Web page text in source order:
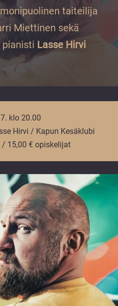
taiteilija
Miettinen sekä
Lasse Hirvi
klo 20.00
Hirvi / Kapun Kesäklubi
/ 15,00 € opiskelijat